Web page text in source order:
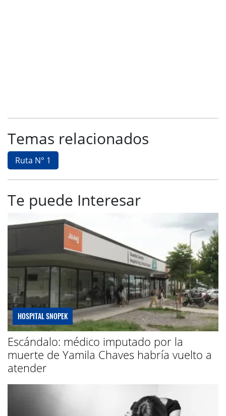
Temas relacionados
Ruta N° 1
Te puede Interesar
HOSPITAL SNOPEK
Escándalo: médico imputado por la
muerte de Yamila Chaves habría vuelto a
atender